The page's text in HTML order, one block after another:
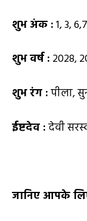
शुभ अंक :1, 3,
शुभ वर्ष : 2028,
शुभ रंग :पीला,
ईष्टदेव :देवी
जानिए आपके